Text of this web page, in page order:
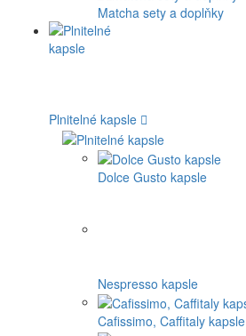
Matcha sety a doplňky
Plnitelné kapsle
Dolce Gusto kapsle
Nespresso kapsle
Cafissimo, Caffitaly kapsle